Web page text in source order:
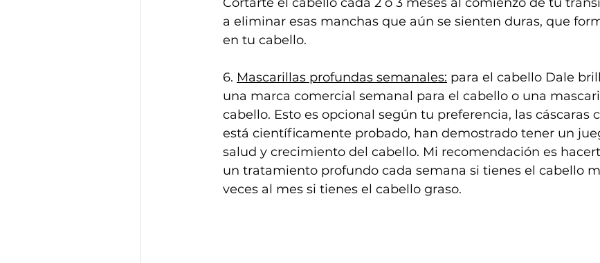
a eliminar esas manchas que aún se sienten duras, que
en tu cabello.
6. Mascarillas profundas semanales: para el cabello Dale
una marca comercial semanal para el cabello o una
cabello. Esto es opcional según tu preferencia, las cáscaras
está científicamente probado, han demostrado tener un
salud y crecimiento del cabello. Mi recomendación es
un tratamiento profundo cada semana si tienes el cabello
veces al mes si tienes el cabello graso.